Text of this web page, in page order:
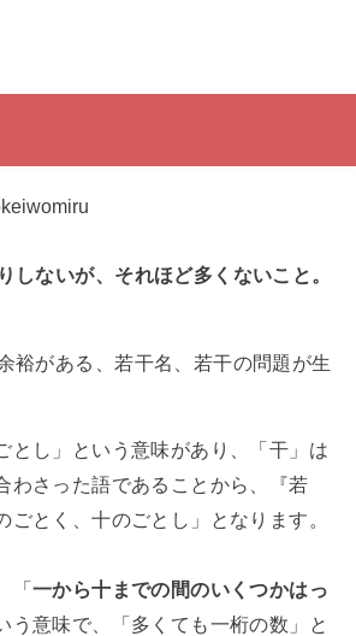
しないが、それほど多くないこと。
裕がある、若干名、若干の問題が生
とし」という意味があり、「干」は
わさった語であることから、『若
ごとく、十のごとし」となります。
「一から十までの間のいくつかはっ
う意味で、「多くても一桁の数」と